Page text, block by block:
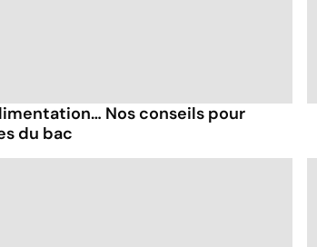
Nos conseils pour
du bac